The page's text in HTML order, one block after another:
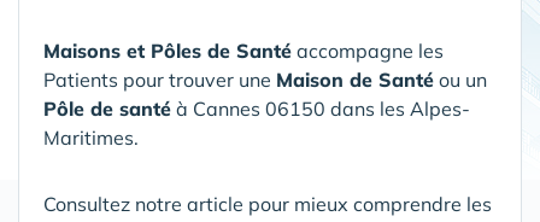
Maisons et Pôles de Santé accompagne les
Patients pour trouver une Maison de Santé ou un
Pôle de santé à Cannes 06150 dans les Alpes-
Maritimes.
Consultez notre article pour mieux comprendre les